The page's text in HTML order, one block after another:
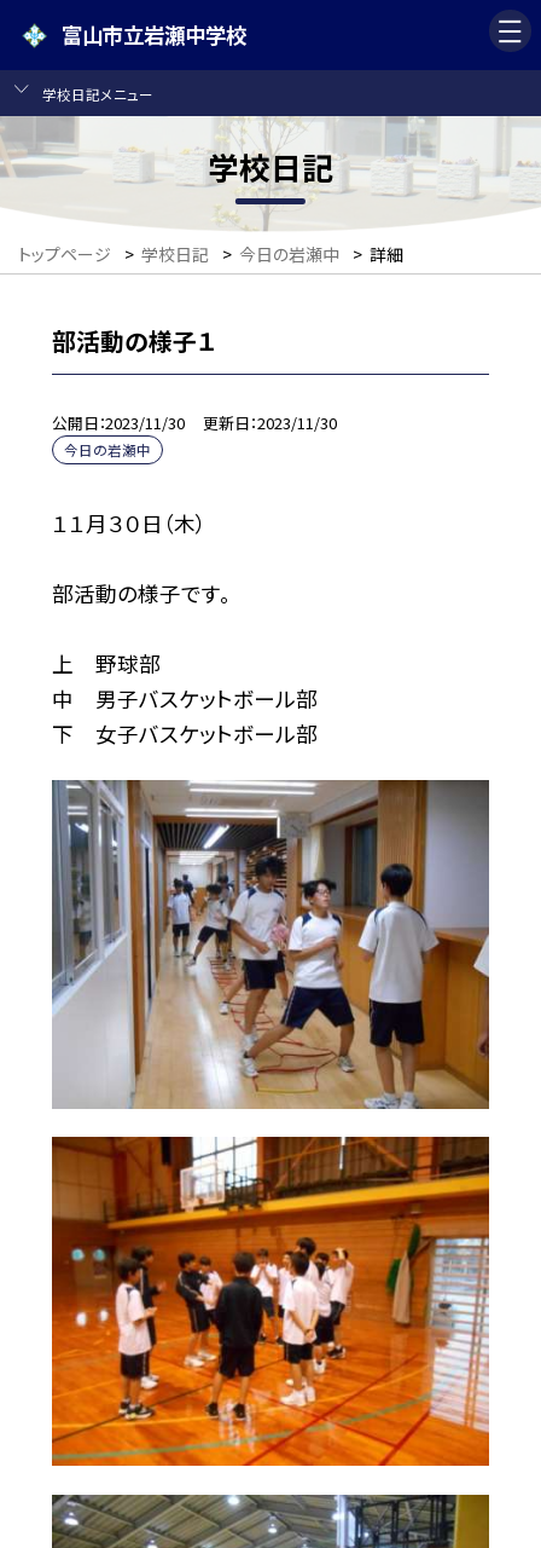
富山市立岩瀬中学校
学校日記メニュー
学校日記
トップページ > 学校日記 > 今日の岩瀬中 > 詳細
部活動の様子１
公開日 2023/11/30 更新日 2023/11/30
今日の岩瀬中
１１月３０日（木）
部活動の様子です。
上 野球部
中 男子バスケットボール部
下 女子バスケットボール部